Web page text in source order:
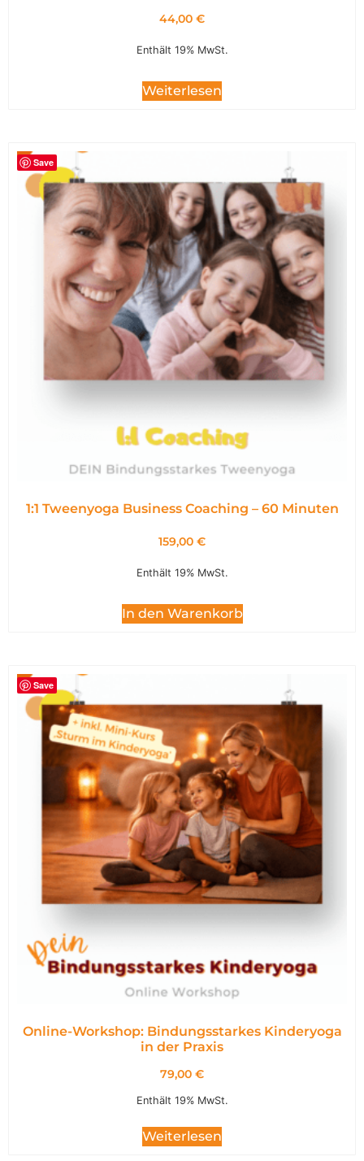
44,00 €
Enthält 19% MwSt.
Weiterlesen
Save
1:1 Tweenyoga Business Coaching – 60 Minuten
159,00 €
Enthält 19% MwSt.
In den Warenkorb
Save
Online-Workshop: Bindungsstarkes Kinderyoga
in der Praxis
79,00 €
Enthält 19% MwSt.
Weiterlesen